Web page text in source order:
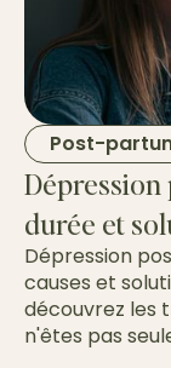
Post-
Dépression
durée et
Dépression
causes et
découvrez les
n'êtes pas